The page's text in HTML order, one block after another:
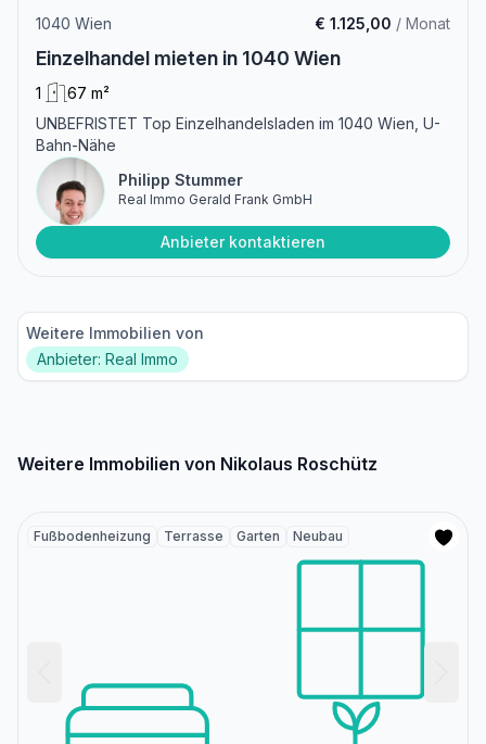
1040 Wien € 1.125,00 / Monat
Einzelhandel mieten in 1040 Wien
1
67 m²
UNBEFRISTET Top Einzelhandelsladen im 1040 Wien, U-
Bahn-Nähe
Philipp Stummer
Real Immo Gerald Frank GmbH
Anbieter kontaktieren
Weitere Immobilien von
Anbieter: Real Immo
Weitere Immobilien von Nikolaus Roschütz
Fußbodenheizung Terrasse Garten Neubau